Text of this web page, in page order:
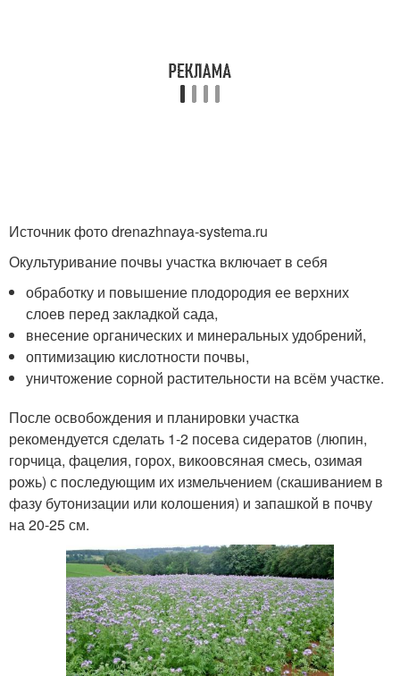
Источник фото drenazhnaya-systema.ru
Окультуривание почвы участка включает в себя
обработку и повышение плодородия ее верхних
слоев перед закладкой сада,
внесение органических и минеральных удобрений,
оптимизацию кислотности почвы,
уничтожение сорной растительности на всём участке.
После освобождения и планировки участка
рекомендуется сделать 1-2 посева сидератов (люпин,
горчица, фацелия, горох, викоовсяная смесь, озимая
рожь) с последующим их измельчением (скашиванием в
фазу бутонизации или колошения) и запашкой в почву
на 20-25 см.